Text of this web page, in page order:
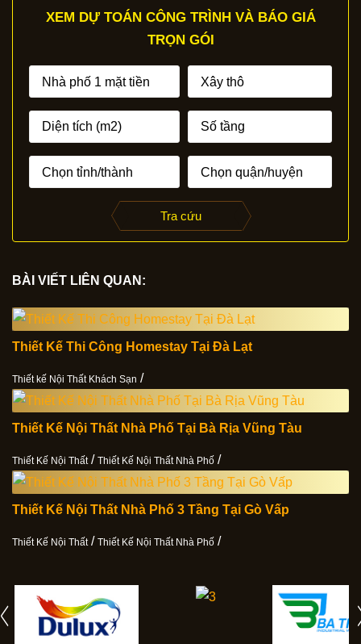
XEM DỰ TOÁN CÔNG TRÌNH VÀ BÁO GIÁ
TRỌN GÓI
Tra cứu
BÀI VIẾT LIÊN QUAN:
Thiết Kế Thi Công Homestay Tại Đà Lạt
Thiết kế Nội Thất Khách Sạn /
Thiết Kế Nội Thất Nhà Phố Tại Bà Rịa Vũng Tàu
Thiết Kế Nội Thất/ Thiết Kế Nội Thất Nhà Phố /
Thiết Kế Nội Thất Nhà Phố 3 Tầng Tại Gò Vấp
Thiết Kế Nội Thất/ Thiết Kế Nội Thất Nhà Phố /